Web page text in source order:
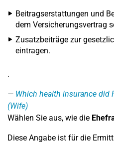
Beitragserstattungen und
dem Versicherungsvertrag
Zusatzbeiträge zur
eintragen.
.
Which health insurance did
(Wife)
Wählen Sie aus, wie die
Diese Angabe ist für die